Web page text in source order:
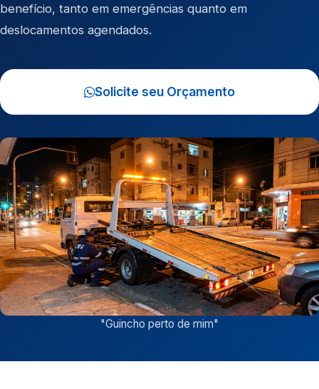
benefício, tanto em emergências quanto em
deslocamentos agendados.
Solicite seu Orçamento
"Guincho perto de mim"